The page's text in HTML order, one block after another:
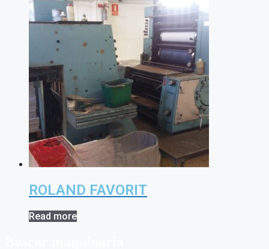
ROLAND FAVORIT
Read more